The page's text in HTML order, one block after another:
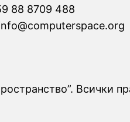
88 8709 488
Всички